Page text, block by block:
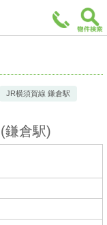
JR横須賀線 鎌倉駅
(鎌倉駅)